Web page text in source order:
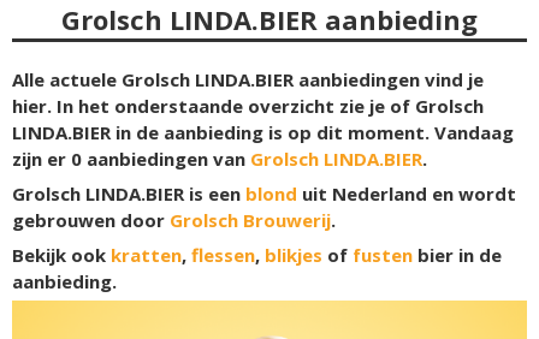
Grolsch LINDA.BIER aanbieding
Alle actuele Grolsch LINDA.BIER aanbiedingen vind je
hier. In het onderstaande overzicht zie je of Grolsch
LINDA.BIER in de aanbieding is op dit moment. Vandaag
zijn er 0 aanbiedingen van Grolsch LINDA.BIER.
Grolsch LINDA.BIER is een blond uit Nederland en wordt
gebrouwen door Grolsch Brouwerij.
Bekijk ook kratten, flessen, blikjes of fusten bier in de
aanbieding.